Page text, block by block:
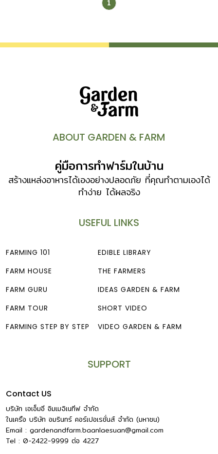
สายห้อยลง ผิวของลำต้นเป็นมันคล้ายเคลือบด้วยขี้ผึ้ง เพื่อช่วย
กันอยู่บนแนวซี่หรือสันสูงของต้นที่เรียกว่า สันต้น (rib) หรือ
ทำให้ต้นคายน้ำน้อยลง อยู่รอดและเจริญเติบโตต่อไปได้ หนาม
ของแคคตัสมีหลายแบบ หลายลักษณะ บางชนิดมีหนามแหลม
คล้ายเข็มเย็บผ้า บางชนิดปลายหนามงอคล้ายตะขอ บางชนิดเป็น
ไปจนถึงดำ ซึ่งอาจเปลี่ยนสีไปตามอายุ สภาพอากาศและการ
1
ABOUT GARDEN & FARM
คู่มือการทำฟาร์มในบ้าน
สร้างแหล่งอาหารได้เองอย่างปลอดภัย ที่คุณทำตามเองได้
ทำง่าย ได้ผลจริง
USEFUL LINKS
FARMING 101
FARM HOUSE
FARM GURU
FARM TOUR
FARMING STEP BY STEP
EDIBLE LIBRARY
THE FARMERS
IDEAS GARDEN & FARM
SHORT VIDEO
VIDEO GARDEN & FARM
SUPPORT
Contact US
บริษัท เอเอ็มอี อิมเมจิเนทีฟ จำกัด
ในเครือ บริษัท อมรินทร์ คอร์เปอเรชั่นส์ จำกัด (มหาชน)
Email : gardenandfarm.baanlaesuan@gmail.com
Tel : 0-2422-9999 ต่อ 4227